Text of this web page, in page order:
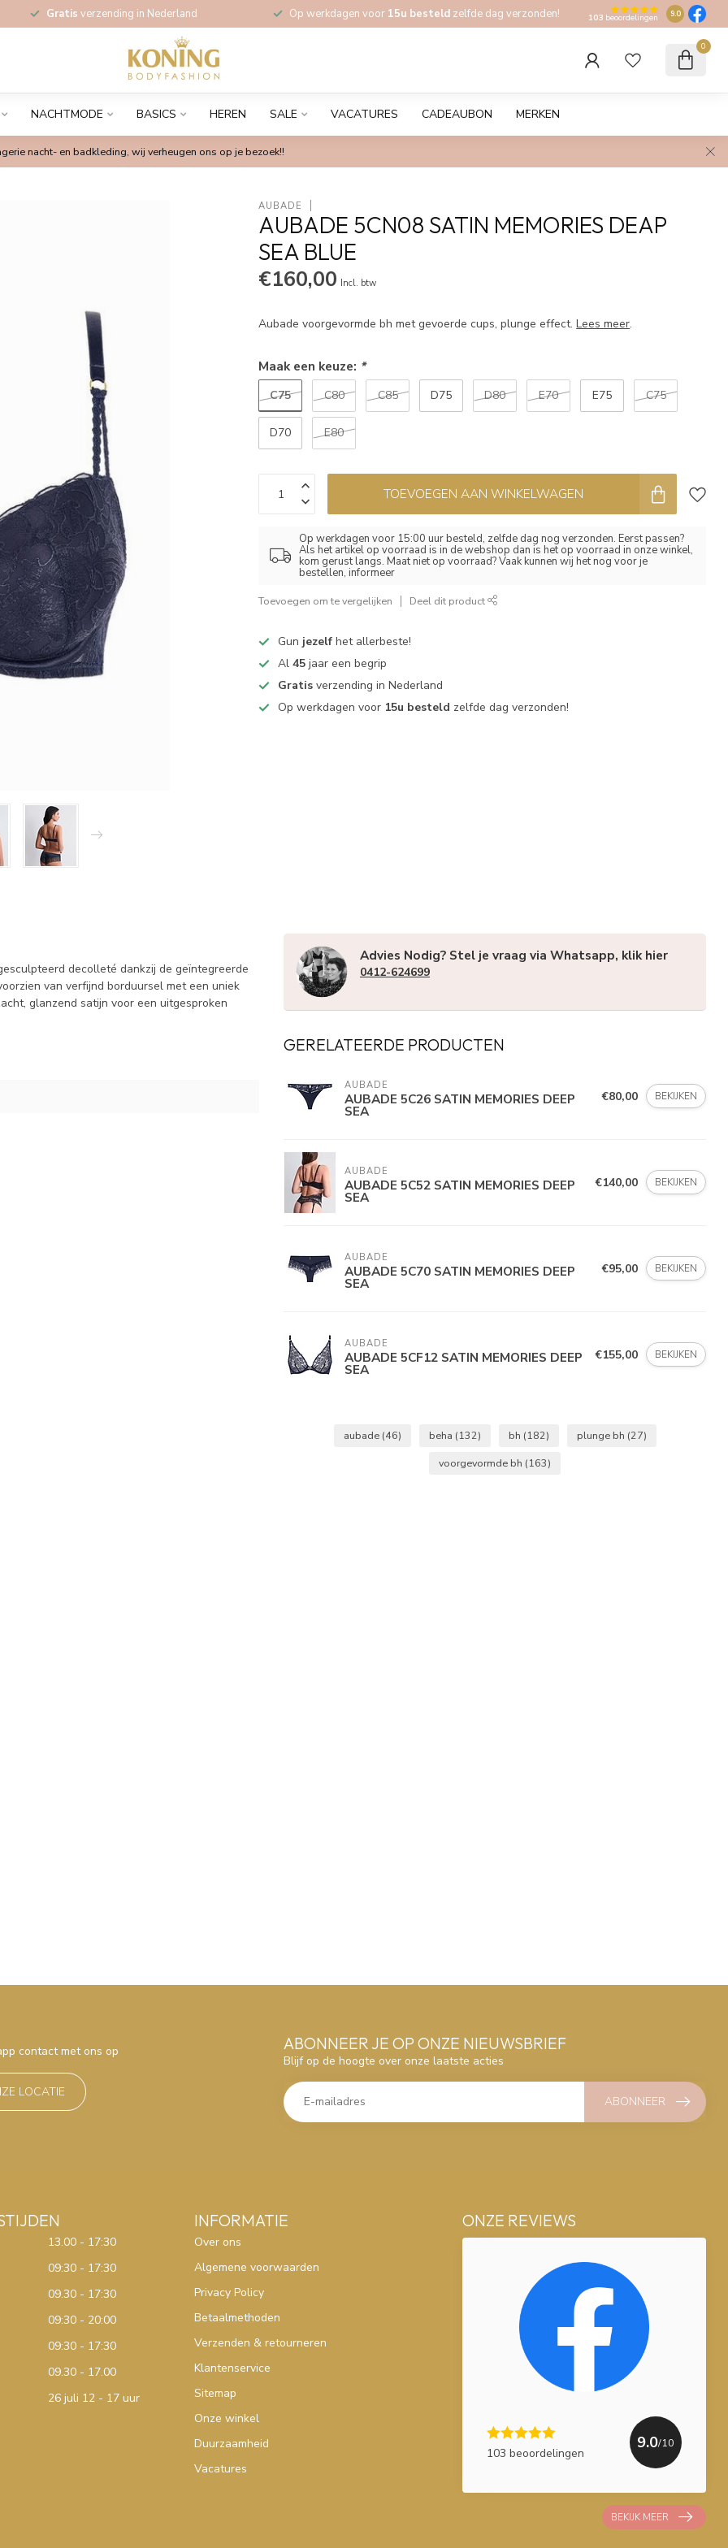
Gratis verzending in Nederland Op werkdagen voor 15u besteld zelfde dag verzonden! 103 beoordelingen 9.0
0
NACHTMODE BASICS HEREN SALE VACATURES CADEAUBON MERKEN
nacht- en badkleding, wij verheugen ons op je bezoek!!
AUBADE
AUBADE 5CN08 SATIN MEMORIES DEAP
SEA BLUE
€160,00 Incl. btw
Aubade voorgevormde bh met gevoerde cups, plunge effect.Lees meer.
Maak een keuze: *
C75 C80 C85 D75 D80 E70 E75 C75
D70 E80
TOEVOEGEN AAN WINKELWAGEN
Op werkdagen voor 15:00 uur besteld, zelfde dag nog verzonden. Eerst passen?
Als het artikel op voorraad is in de webshop dan is het op voorraad in onze winkel,
kom gerust langs. Maat niet op voorraad? Vaak kunnen wij het nog voor je
bestellen, informeer
Toevoegen om te vergelijken Deel dit product
Gun jezelf het allerbeste!
Al45 jaar een begrip
Gratis verzending in Nederland
Op werkdagen voor 15u besteld zelfde dag verzonden!
decolleté dankzij de geïntegreerde
van verfijnd borduursel met een uniek
glanzend satijn voor een uitgesproken
Advies Nodig? Stel je vraag via Whatsapp, klik hier
0412-624699
GERELATEERDE PRODUCTEN
AUBADE
AUBADE 5C26 SATIN MEMORIES DEEP
SEA
€80,00 BEKIJKEN
AUBADE
AUBADE 5C52 SATIN MEMORIES DEEP
SEA
€140,00 BEKIJKEN
AUBADE
AUBADE 5C70 SATIN MEMORIES DEEP
SEA
€95,00 BEKIJKEN
AUBADE
AUBADE 5CF12 SATIN MEMORIES DEEP
SEA
€155,00 BEKIJKEN
aubade (46) beha (132) bh (182) plunge bh (27)
voorgevormde bh (163)
contact met ons op
LOCATIE
ABONNEER JE OP ONZE NIEUWSBRIEF
Blijf op de hoogte over onze laatste acties
ABONNEER
13.00 - 17:30
09:30 - 17:30
09.30 - 17:30
09:30 - 20:00
09:30 - 17:30
09.30 - 17.00
26 juli 12 - 17 uur
INFORMATIE
Over ons
Algemene voorwaarden
Privacy Policy
Betaalmethoden
Verzenden & retourneren
Klantenservice
Sitemap
Onze winkel
Duurzaamheid
Vacatures
ONZE REVIEWS
103 beoordelingen
9.0/10
BEKIJK MEER